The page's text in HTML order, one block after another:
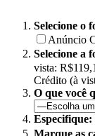
Selecione o
Anúncio
Selecione a
vista:
Crédito (à
O que você
Especifique: